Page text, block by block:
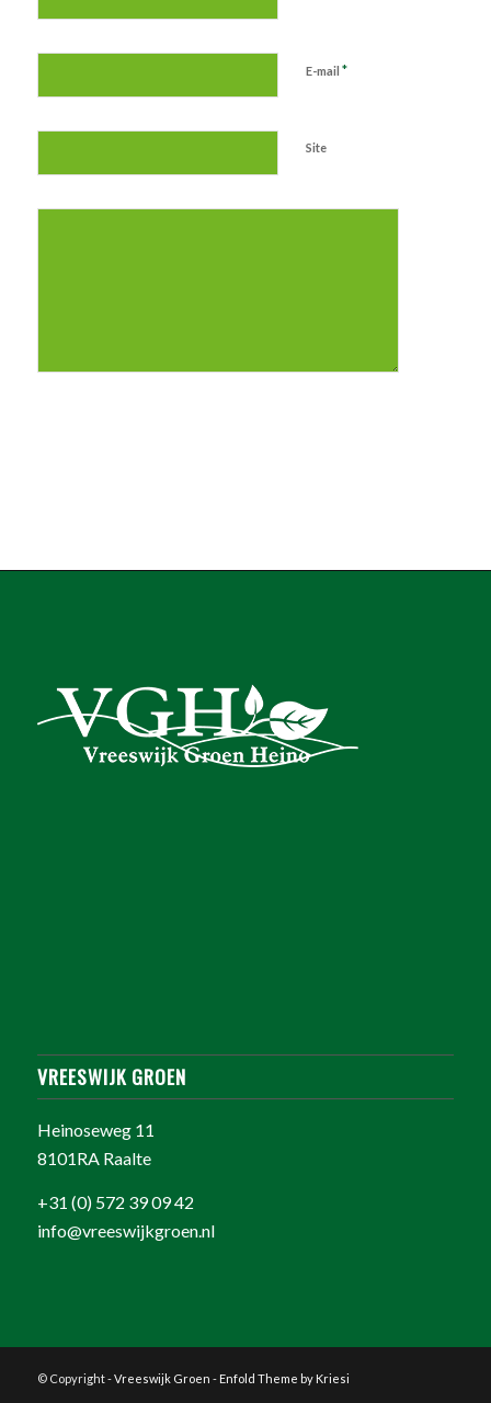
E-mail *
Site
VREESWIJK GROEN
Heinoseweg 11
8101RA Raalte
+31 (0) 572 39 09 42
info@vreeswijkgroen.nl
© Copyright -Vreeswijk Groen - Enfold Theme by Kriesi